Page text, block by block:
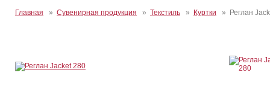
Главная » Сувенирная продукция » Текстиль » Куртки » Реглан